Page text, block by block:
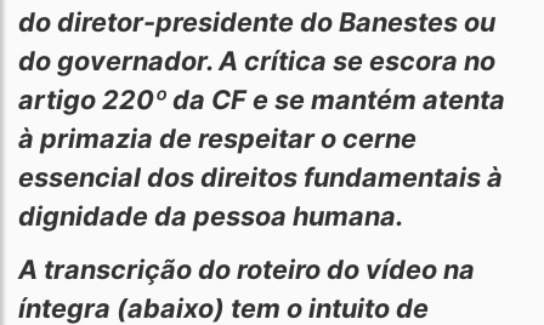
do diretor-presidente do Banestes ou
do governador. A crítica se escora no
artigo 220º da CF e se mantém atenta
à primazia de respeitar o cerne
essencial dos direitos fundamentais à
dignidade da pessoa humana.
A transcrição do roteiro do vídeo na
íntegra (abaixo) tem o intuito de